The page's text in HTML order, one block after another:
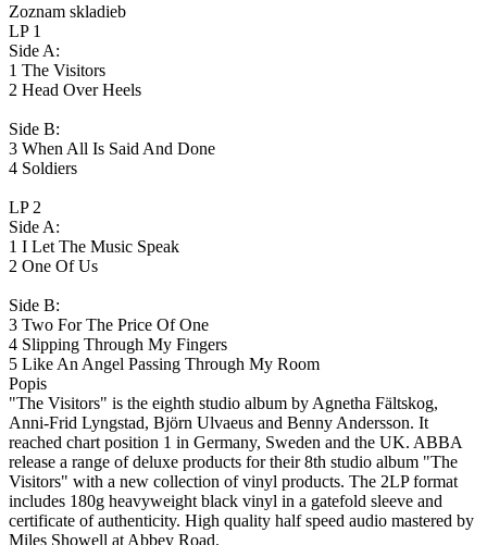
Zoznam skladieb
LP 1
Side A:
1 The Visitors
2 Head Over Heels
Side B:
3 When All Is Said And Done
4 Soldiers
LP 2
Side A:
1 I Let The Music Speak
2 One Of Us
Side B:
3 Two For The Price Of One
4 Slipping Through My Fingers
5 Like An Angel Passing Through My Room
Popis
"The Visitors" is the eighth studio album by Agnetha Fältskog,
Anni-Frid Lyngstad, Björn Ulvaeus and Benny Andersson. It
reached chart position 1 in Germany, Sweden and the UK. ABBA
release a range of deluxe products for their 8th studio album "The
Visitors" with a new collection of vinyl products. The 2LP format
includes 180g heavyweight black vinyl in a gatefold sleeve and
certificate of authenticity. High quality half speed audio mastered by
Miles Showell at Abbey Road.